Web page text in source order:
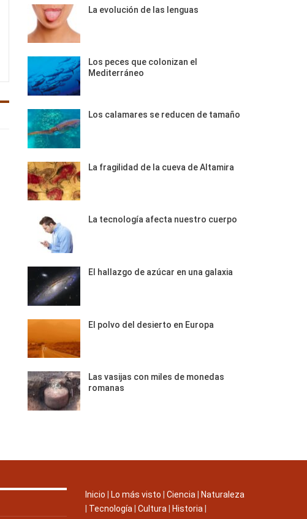
La evolución de las lenguas
Los peces que colonizan el
Mediterráneo
Los calamares se reducen de tamaño
La fragilidad de la cueva de Altamira
La tecnología afecta nuestro cuerpo
El hallazgo de azúcar en una galaxia
El polvo del desierto en Europa
Las vasijas con miles de monedas
romanas
Inicio Lo más visto Ciencia
Naturaleza
Tecnología Cultura Historia